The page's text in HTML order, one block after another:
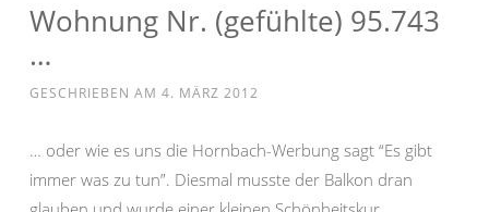
Wohnung Nr. (gefühlte) 95.743
…
GESCHRIEBEN AM 4. MÄRZ 2012
… oder wie es uns die Hornbach-Werbung sagt “Es gibt
immer was zu tun”. Diesmal musste der Balkon dran